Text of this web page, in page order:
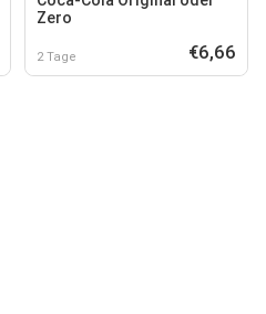
Zero
2 Tage €6,66